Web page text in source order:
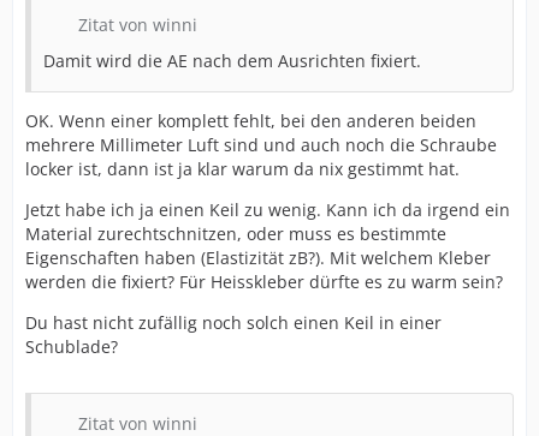
Zitat von winni
Damit wird die AE nach dem Ausrichten fixiert.
OK. Wenn einer komplett fehlt, bei den anderen beiden
mehrere Millimeter Luft sind und auch noch die Schraube
locker ist, dann ist ja klar warum da nix gestimmt hat.
Jetzt habe ich ja einen Keil zu wenig. Kann ich da irgend ein
Material zurechtschnitzen, oder muss es bestimmte
Eigenschaften haben (Elastizität zB?). Mit welchem Kleber
werden die fixiert? Für Heisskleber dürfte es zu warm sein?
Du hast nicht zufällig noch solch einen Keil in einer
Schublade?
Zitat von winni